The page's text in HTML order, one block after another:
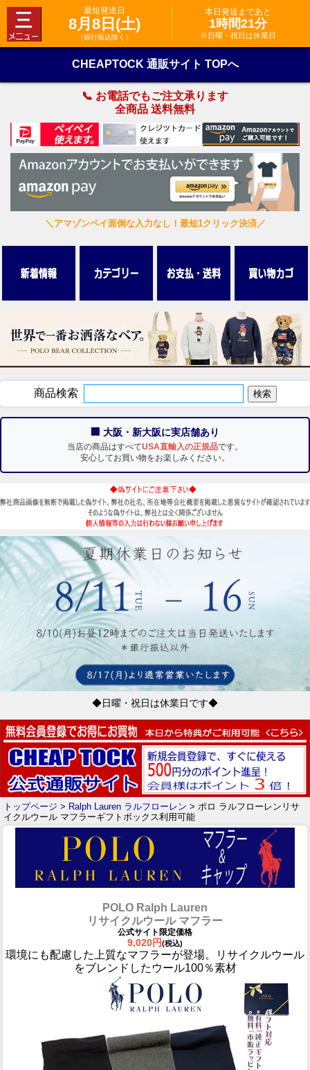
最短発送日
8月8日(土)
（銀行振込除く）
本日発送まであと
1時間21分
※日曜・祝日は休業日
CHEAPTOCK 通販サイト TOPへ
📞 お電話でもご注文承ります
全商品 送料無料
＼アマゾンペイ面倒な入力なし！最短1クリック決済／
商品検索
🏢 大阪・新大阪に実店舗あり
当店の商品はすべてUSA直輸入の正規品です。
安心してお買い物をお楽しみください。
◆日曜・祝日は休業日です◆
トップページ > Ralph Lauren ラルフローレン > ポロ ラルフローレンリサ
イクルウール マフラーギフトボックス利用可能
POLO Ralph Lauren
リサイクルウール マフラー
公式サイト限定価格
9,020円(税込)
環境にも配慮した上質なマフラーが登場。リサイクルウール
をブレンドしたウール100％素材